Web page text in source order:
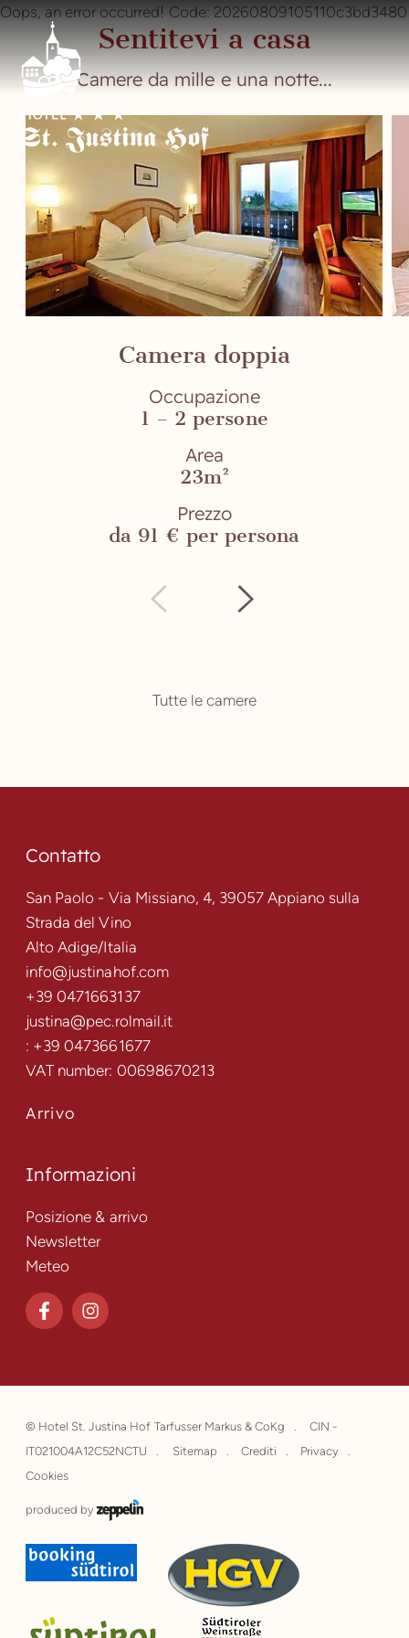
Oops, an error occurred! Code: 20260809105110c3bd3480
Sentitevi a casa
Camere da mille e una notte...
Camera doppia
Occupazione
1 – 2 persone
Area
23m²
Prezzo
da 91 € per persona
Tutte le camere
Contatto
San Paolo - Via Missiano, 4, 39057 Appiano sulla
Strada del Vino
Alto Adige/Italia
info@justinahof.com
+39 0471663137
justina@pec.rolmail.it
: +39 0473661677
VAT number: 00698670213
Arrivo
Informazioni
Posizione & arrivo
Newsletter
Meteo
© Hotel St. Justina Hof Tarfusser Markus & CoKg
CIN -
IT021004A12C52NCTU
Sitemap Crediti
Privacy
Cookies
produced by